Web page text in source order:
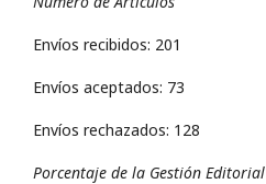
Envíos recibidos: 201
Envíos aceptados: 73
Envíos rechazados: 128
Porcentaje de la Gestión Editorial